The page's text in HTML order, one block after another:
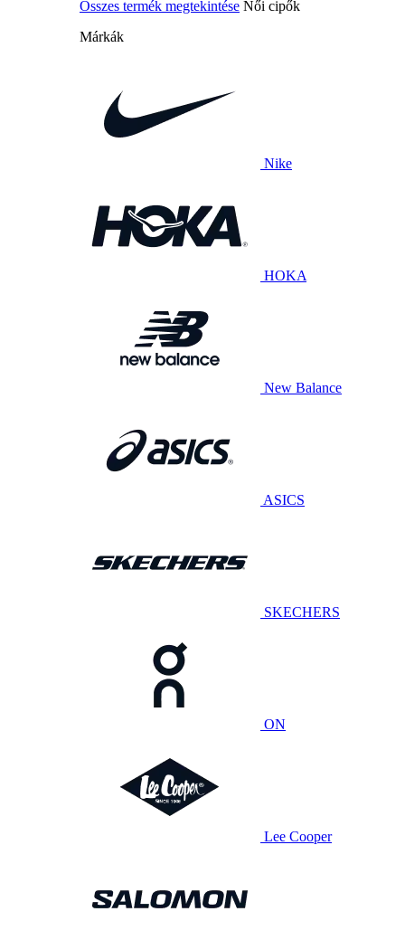
Összes termék megtekintése Női cipők
Márkák
Nike
HOKA
New Balance
ASICS
SKECHERS
ON
Lee Cooper